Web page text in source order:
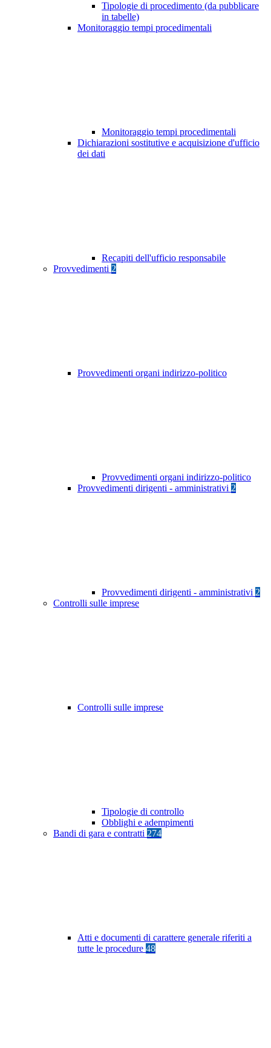
Tipologie di procedimento (da pubblicare
in tabelle)
Monitoraggio tempi procedimentali
Monitoraggio tempi procedimentali
Dichiarazioni sostitutive e acquisizione d'ufficio
dei dati
Recapiti dell'ufficio responsabile
Provvedimenti 2
Provvedimenti organi indirizzo-politico
Provvedimenti organi indirizzo-politico
Provvedimenti dirigenti - amministrativi 2
Provvedimenti dirigenti - amministrativi 2
Controlli sulle imprese
Controlli sulle imprese
Tipologie di controllo
Obblighi e adempimenti
Bandi di gara e contratti 274
Atti e documenti di carattere generale riferiti a
tutte le procedure 48